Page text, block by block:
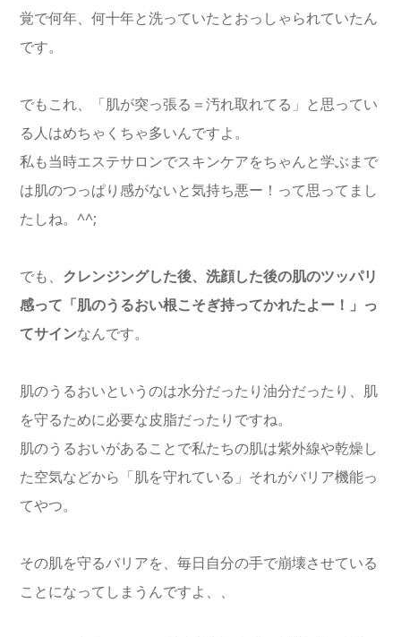
覚で何年、何十年と洗っていたとおっしゃられていたん
です。
でもこれ、「肌が突っ張る＝汚れ取れてる」と思ってい
る人はめちゃくちゃ多いんですよ。
私も当時エステサロンでスキンケアをちゃんと学ぶまで
は肌のつっぱり感がないと気持ち悪ー！って思ってまし
たしね。^^;
でも、 クレンジングした後、洗顔した後の肌のツッパリ
感って「肌のうるおい根こそぎ持ってかれたよー！」っ
てサインなんです。
肌のうるおいというのは水分だったり油分だったり、肌
を守るために必要な皮脂だったりですね。
肌のうるおいがあることで私たちの肌は紫外線や乾燥し
た空気などから「肌を守れている」それがバリア機能っ
てやつ。
その肌を守るバリアを、毎日自分の手で崩壊させている
ことになってしまうんですよ、、